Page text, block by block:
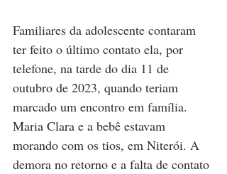
Familiares da adolescente contaram
ter feito o último contato ela, por
telefone, na tarde do dia 11 de
outubro de 2023, quando teriam
marcado um encontro em família.
Maria Clara e a bebê estavam
morando com os tios, em Niterói. A
demora no retorno e a falta de contato